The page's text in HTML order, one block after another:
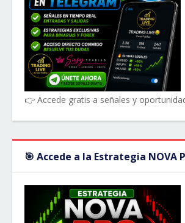
👉 Accede gratis a señales y
🎯 Accede a la Estrategia NOVA